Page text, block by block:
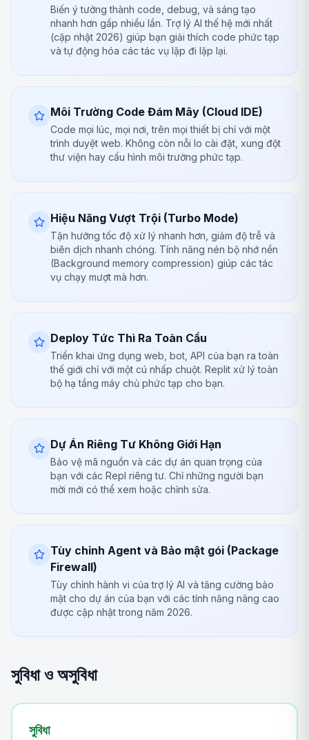
Biến ý tưởng thành code, debug, và sáng tạo
nhanh hơn gấp nhiều lần. Trợ lý AI thế hệ mới nhất
(cập nhật 2026) giúp bạn giải thích code phức tạp
và tự động hóa các tác vụ lặp đi lặp lại.
Môi Trường Code Đám Mây (Cloud IDE)
Code mọi lúc, mọi nơi, trên mọi thiết bị chỉ với một
trình duyệt web. Không còn nỗi lo cài đặt, xung đột
thư viện hay cấu hình môi trường phức tạp.
Hiệu Năng Vượt Trội (Turbo Mode)
Tận hưởng tốc độ xử lý nhanh hơn, giảm độ trễ và
biên dịch nhanh chóng. Tính năng nén bộ nhớ nền
(Background memory compression) giúp các tác
vụ chạy mượt mà hơn.
Deploy Tức Thì Ra Toàn Cầu
Triển khai ứng dụng web, bot, API của bạn ra toàn
thế giới chỉ với một cú nhấp chuột. Replit xử lý toàn
bộ hạ tầng máy chủ phức tạp cho bạn.
Dự Án Riêng Tư Không Giới Hạn
Bảo vệ mã nguồn và các dự án quan trọng của
bạn với các Repl riêng tư. Chỉ những người bạn
mời mới có thể xem hoặc chỉnh sửa.
Tùy chỉnh Agent và Bảo mật gói (Package
Firewall)
Tùy chỉnh hành vi của trợ lý AI và tăng cường bảo
mật cho dự án của bạn với các tính năng nâng cao
được cập nhật trong năm 2026.
সুবিধা ও অসুবিধা
সুবিধা